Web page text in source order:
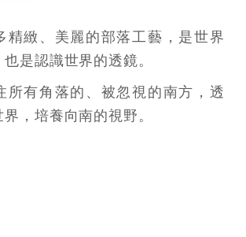
精緻、美麗的部落工藝，是世界
是認識世界的透鏡。
所有角落的、被忽視的南方，透
，培養向南的視野。